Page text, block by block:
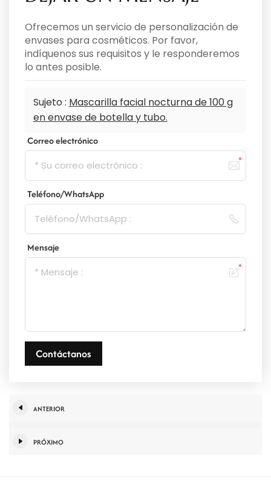
Ofrecemos un servicio de personalización de
envases para cosméticos. Por favor,
indíquenos sus requisitos y le responderemos
lo antes posible.
Sujeto : Mascarilla facial nocturna de 100 g
en envase de botella y tubo.
Correo electrónico
Teléfono/WhatsApp
Mensaje
Contáctanos
ANTERIOR
PRÓXIMO